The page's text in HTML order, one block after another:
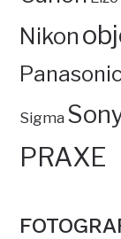
Nikon
Panasonic
Sigma
PRAXE